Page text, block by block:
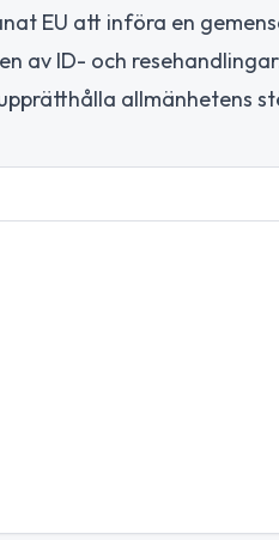
EU att införa en
av ID- och
allmänhetens